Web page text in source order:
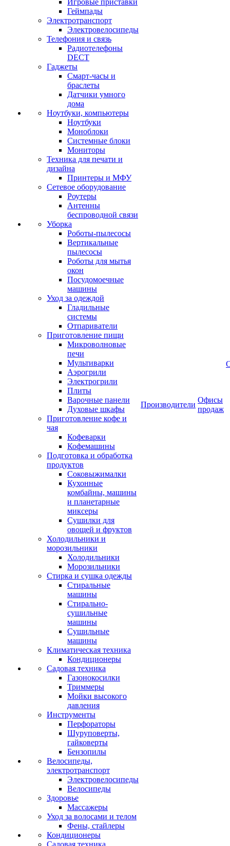
Игровые приставки
Геймпады
Электротранспорт
Электровелосипеды
Телефония и связь
Радиотелефоны
DECT
Гаджеты
Смарт-часы и
браслеты
Датчики умного
дома
Ноутбуки, компьютеры
Ноутбуки
Моноблоки
Системные блоки
Мониторы
Техника для печати и
дизайна
Принтеры и МФУ
Сетевое оборудование
Роутеры
Антенны
беспроводной связи
Уборка
Роботы-пылесосы
Вертикальные
пылесосы
Роботы для мытья
окон
Посудомоечные
машины
Уход за одеждой
Гладильные
системы
Отпариватели
Приготовление пищи
Микроволновые
печи
Мультиварки
Аэрогрили
Электрогрили
Плиты
Варочные панели
Духовые шкафы
Приготовление кофе и
чая
Кофеварки
Кофемашины
Подготовка и обработка
продуктов
Соковыжималки
Кухонные
комбайны, машины
и планетарные
миксеры
Сушилки для
овощей и фруктов
Холодильники и
морозильники
Холодильники
Морозильники
Стирка и сушка одежды
Стиральные
машины
Стирально-
сушильные
машины
Сушильные
машины
Климатическая техника
Кондиционеры
Садовая техника
Газонокосилки
Триммеры
Мойки высокого
давления
Инструменты
Перфораторы
Шуруповерты,
гайковерты
Бензопилы
Велосипеды,
электротранспорт
Электровелосипеды
Велосипеды
Здоровье
Массажеры
Уход за волосами и телом
Фены, стайлеры
Кондиционеры
Садовая техника
Производители
Офисы
продаж